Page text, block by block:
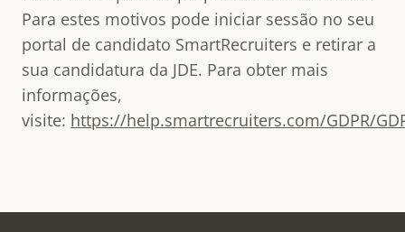
Para estes motivos pode iniciar sessão no seu
portal de candidato SmartRecruiters e retirar a
sua candidatura da JDE. Para obter mais
informações,
visite: https://help.smartrecruiters.com/GDPR/